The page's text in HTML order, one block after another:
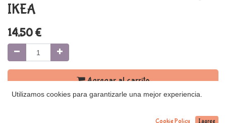
IKEA
14,50€
Agregar al carrito
Utilizamos cookies para garantizarle una mejor experiencia.
Cookie Policy I agree